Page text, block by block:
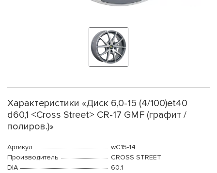
Характеристики «Диск 6,0-15 (4/100)et40
d60,1 <Cross Street> CR-17 GMF (графит /
полиров.)»
Артикул
wC15-14
Производитель
CROSS STREET
DIA
60.1